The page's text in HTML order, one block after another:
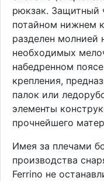
рюкзак. Защитный
потайном нижнем
разделен молнией
необходимых
набедренном
крепления,
палок или
элементы
прочнейшего
Имея за плечами
производства
Ferrino не